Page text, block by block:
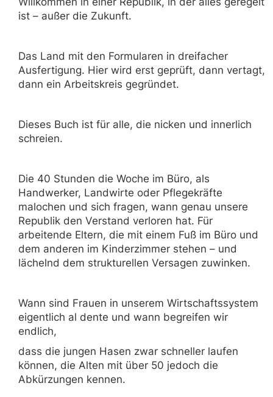
ist – außer die Zukunft.
Das Land mit den Formularen in dreifacher
Ausfertigung. Hier wird erst geprüft, dann vertagt,
dann ein Arbeitskreis gegründet.
Dieses Buch ist für alle, die nicken und innerlich
schreien.
Die 40 Stunden die Woche im Büro, als
Handwerker, Landwirte oder Pflegekräfte
malochen und sich fragen, wann genau unsere
Republik den Verstand verloren hat. Für
arbeitende Eltern, die mit einem Fuß im Büro und
dem anderen im Kinderzimmer stehen – und
lächelnd dem strukturellen Versagen zuwinken.
Wann sind Frauen in unserem Wirtschaftssystem
eigentlich al dente und wann begreifen wir
endlich,
dass die jungen Hasen zwar schneller laufen
können, die Alten mit über 50 jedoch die
Abkürzungen kennen.